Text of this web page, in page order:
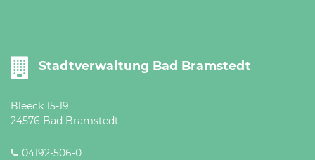
Stadtverwaltung Bad Bramstedt
Bleeck 15-19
24576 Bad Bramstedt
04192-506-0